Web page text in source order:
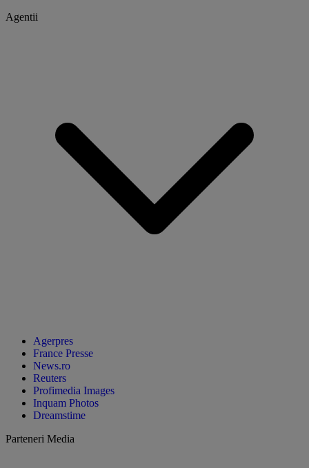
Agentii
Agerpres
France Presse
News.ro
Reuters
Profimedia Images
Inquam Photos
Dreamstime
Parteneri Media